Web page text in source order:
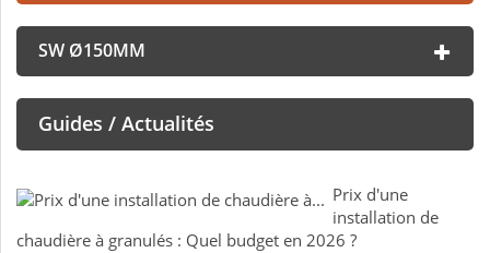
SW Ø150MM
Guides / Actualités
Prix d'une
installation de
chaudière à granulés : Quel budget en 2026 ?